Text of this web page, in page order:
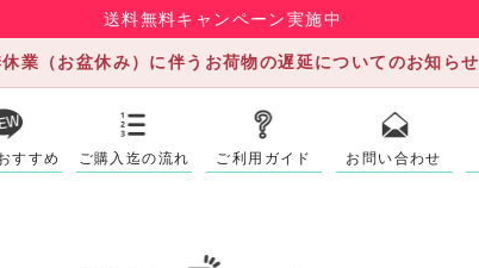
送料無料キャンペーン実施中
業（お盆休み）に伴うお荷物の遅延についてのお知らせ
すすめ ご購入迄の流れ ご利用ガイド お問い合わせ